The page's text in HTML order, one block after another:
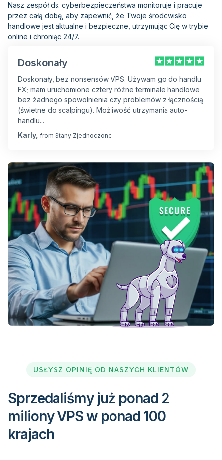
Nasz zespół ds. cyberbezpieczeństwa monitoruje i pracuje
przez całą dobę, aby zapewnić, że Twoje środowisko
handlowe jest aktualne i bezpieczne, utrzymując Cię w trybie
online i chroniąc 24/7.
Doskonały
Doskonały, bez nonsensów VPS. Używam go do handlu
FX; mam uruchomione cztery różne terminale handlowe
bez żadnego spowolnienia czy problemów z łącznością
(świetne do scalpingu). Możliwość utrzymania auto-
handlu...
Karly, from Stany Zjednoczone
USŁYSZ OPINIĘ OD NASZYCH KLIENTÓW
Sprzedaliśmy już ponad 2
miliony VPS w ponad 100
krajach